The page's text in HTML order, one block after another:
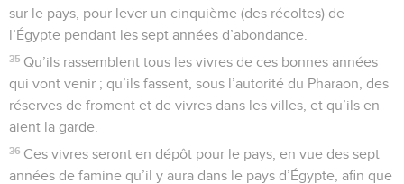
sur le pays, pour lever un cinquième (des récoltes) de
l’Égypte pendant les sept années d’abondance.
35 Qu’ils rassemblent tous les vivres de ces bonnes années
qui vont venir ; qu’ils fassent, sous l’autorité du Pharaon, des
réserves de froment et de vivres dans les villes, et qu’ils en
aient la garde.
36 Ces vivres seront en dépôt pour le pays, en vue des sept
années de famine qu’il y aura dans le pays d’Égypte, afin que